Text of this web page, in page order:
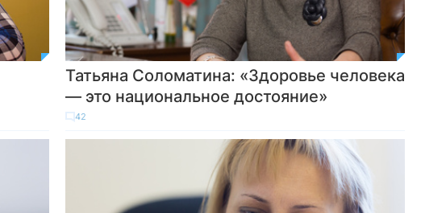
Татьяна Соломатина: «Здоровье человека
— это национальное достояние»
42